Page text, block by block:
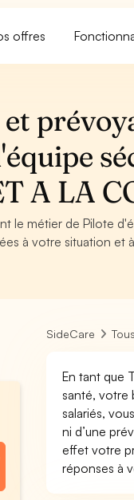
offres
A LA
le métier de Pilote
à votre situation et
SideCare
En tant que
santé, votre
salariés,
ni d’une
effet votre
réponses à